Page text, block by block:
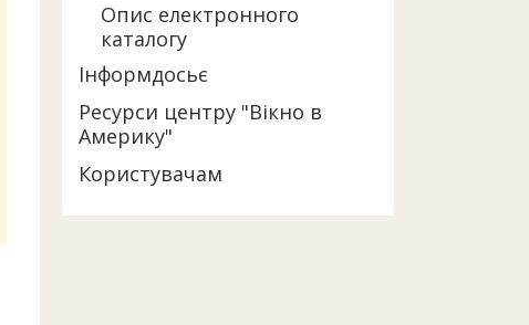
Опис електронного
каталогу
Інформдосьє
Ресурси центру "Вікно в
Америку"
Користувачам